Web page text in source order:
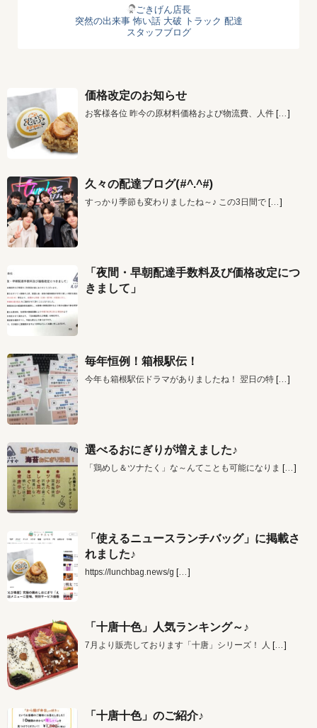
ごきげん店長
突然の出来事 怖い話 大破 トラック 配達
スタッフブログ
価格改定のお知らせ
お客様各位 昨今の原材料価格および物流費、人件 […]
久々の配達ブログ(#^.^#)
すっかり季節も変わりましたね～♪ この3日間で […]
「夜間・早朝配達手数料及び価格改定につ
きまして」
毎年恒例！箱根駅伝！
今年も箱根駅伝ドラマがありましたね！ 翌日の特 […]
選べるおにぎりが増えました♪
「鶏めし＆ツナたく」な～んてことも可能になりま […]
「使えるニュースランチバッグ」に掲載さ
れました♪
https://lunchbag.news/g […]
「十唐十色」人気ランキング～♪
7月より販売しております「十唐」シリーズ！ 人 […]
「十唐十色」のご紹介♪